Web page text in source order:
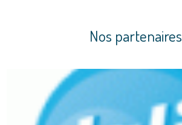
Nos partenaires